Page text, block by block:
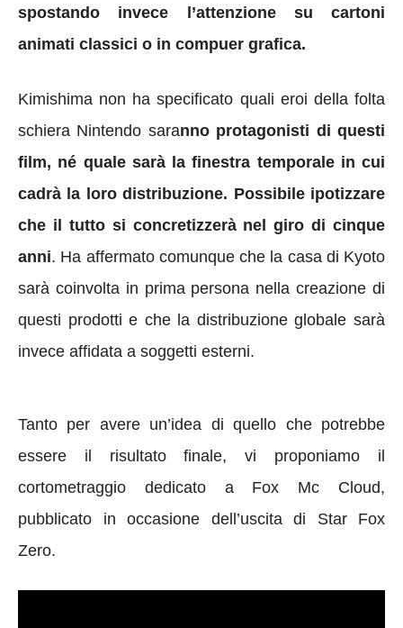
spostando invece l’attenzione su cartoni
animati classici o in compuer grafica.
Kimishima non ha specificato quali eroi della folta
schiera Nintendo saranno protagonisti di questi
film, né quale sarà la finestra temporale in cui
cadrà la loro distribuzione. Possibile ipotizzare
che il tutto si concretizzerà nel giro di cinque
anni. Ha affermato comunque che la casa di Kyoto
sarà coinvolta in prima persona nella creazione di
questi prodotti e che la distribuzione globale sarà
invece affidata a soggetti esterni.
Tanto per avere un’idea di quello che potrebbe
essere il risultato finale, vi proponiamo il
cortometraggio dedicato a Fox Mc Cloud,
pubblicato in occasione dell’uscita di Star Fox
Zero.